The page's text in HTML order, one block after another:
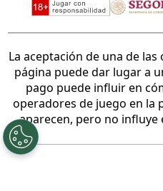
La aceptación de una de
página puede dar lugar a
pago puede influir en
operadores de juego en la
aparecen, pero no influye